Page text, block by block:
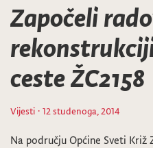
Započeli
ceste ŽC2158
Vijesti · 12 studenoga, 2014
Na području Općine Sveti